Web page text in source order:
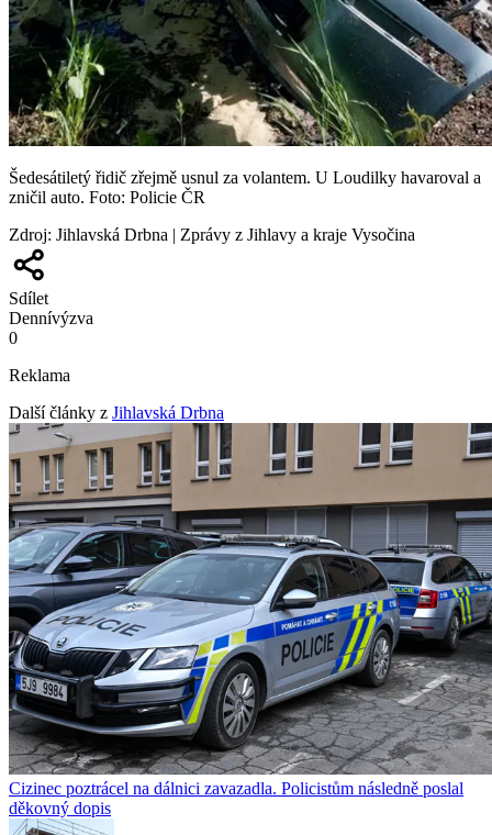
Šedesátiletý řidič zřejmě usnul za volantem. U Loudilky havaroval a
zničil auto. Foto: Policie ČR
Zdroj: Jihlavská Drbna | Zprávy z Jihlavy a kraje Vysočina
Sdílet
Dennívýzva
0
Reklama
Další články z Jihlavská Drbna
Cizinec poztrácel na dálnici zavazadla. Policistům následně poslal
děkovný dopis